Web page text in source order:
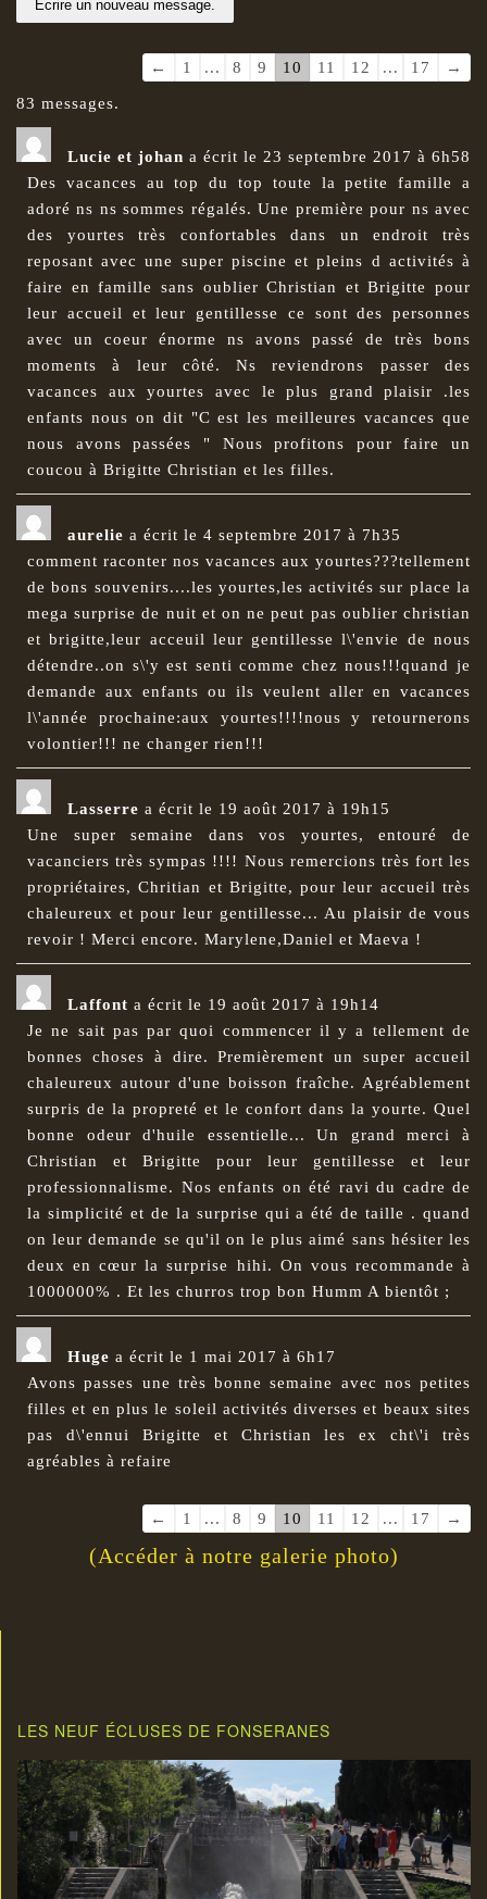
Navigation
dans
du
livre
d’or
← 1 ... 8 9 10 11 12 ... 17 →
83 messages.
Lucie et johan a écrit le 23 septembre 2017 à 6h58
Des vacances au top du top toute la petite famille a
adoré ns ns sommes régalés. Une première pour ns avec
des yourtes très confortables dans un endroit très
reposant avec une super piscine et pleins d activités à
faire en famille sans oublier Christian et Brigitte pour
leur accueil et leur gentillesse ce sont des personnes
avec un coeur énorme ns avons passé de très bons
moments à leur côté. Ns reviendrons passer des
vacances aux yourtes avec le plus grand plaisir .les
enfants nous on dit "C est les meilleures vacances que
nous avons passées " Nous profitons pour faire un
coucou à Brigitte Christian et les filles.
aurelie a écrit le 4 septembre 2017 à 7h35
comment raconter nos vacances aux yourtes???tellement
de bons souvenirs....les yourtes,les activités sur place la
mega surprise de nuit et on ne peut pas oublier christian
et brigitte,leur acceuil leur gentillesse l\'envie de nous
détendre..on s\'y est senti comme chez nous!!!quand je
demande aux enfants ou ils veulent aller en vacances
l\'année prochaine:aux yourtes!!!!nous y retournerons
volontier!!! ne changer rien!!!
Lasserre a écrit le 19 août 2017 à 19h15
Une super semaine dans vos yourtes, entouré de
vacanciers très sympas !!!! Nous remercions très fort les
propriétaires, Chritian et Brigitte, pour leur accueil très
chaleureux et pour leur gentillesse... Au plaisir de vous
revoir ! Merci encore. Marylene,Daniel et Maeva !
Laffont a écrit le 19 août 2017 à 19h14
Je ne sait pas par quoi commencer il y a tellement de
bonnes choses à dire. Premièrement un super accueil
chaleureux autour d'une boisson fraîche. Agréablement
surpris de la propreté et le confort dans la yourte. Quel
bonne odeur d'huile essentielle... Un grand merci à
Christian et Brigitte pour leur gentillesse et leur
professionnalisme. Nos enfants on été ravi du cadre de
la simplicité et de la surprise qui a été de taille . quand
on leur demande se qu'il on le plus aimé sans hésiter les
deux en cœur la surprise hihi. On vous recommande à
1000000% . Et les churros trop bon Humm A bientôt ;
Huge a écrit le 1 mai 2017 à 6h17
Avons passes une très bonne semaine avec nos petites
filles et en plus le soleil activités diverses et beaux sites
pas d\'ennui Brigitte et Christian les ex cht\'i très
agréables à refaire
Navigation
dans
la
← 1 ... 8 9 10 11 12 ... 17 →
(Accéder à notre galerie photo)
LES NEUF ÉCLUSES DE FONSERANES